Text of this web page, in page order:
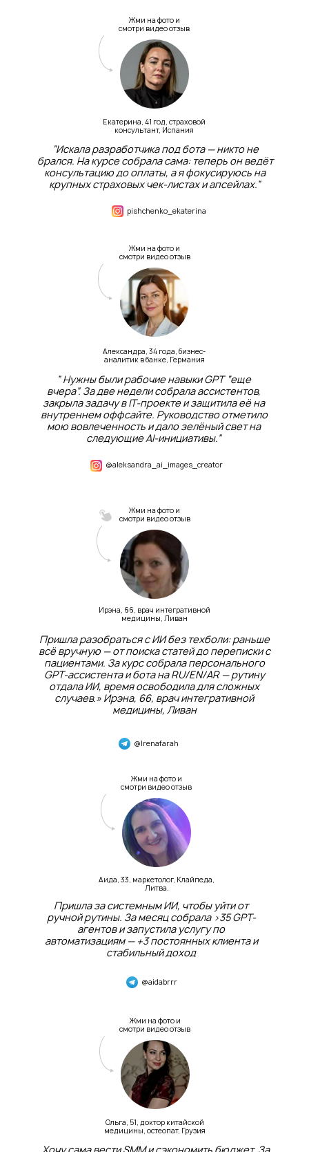
“Искала разработчика под бота — никто не
брался. На курсе собрала сама: теперь он ведёт
консультацию до оплаты, а я фокусируюсь на
крупных страховых чек-листах и апсейлах.”
Екатерина, 41 год, страховой
консультант, Испания
Жми на фото и
смотри видео отзыв
” Нужны были рабочие навыки GPT “еще
вчера”. За две недели собрала ассистентов,
закрыла задачу в IT-проекте и защитила её на
внутреннем оффсайте. Руководство отметило
мою вовлеченность и дало зелёный свет на
следующие AI-инициативы.”
Александра, 34 года, бизнес-
аналитик в банке, Германия
Жми на фото и
смотри видео отзыв
@aleksandra_ai_images_creator
pishchenko_ekaterina
Пришла разобраться с ИИ без техболи: раньше
всё вручную — от поиска статей до переписки с
пациентами. За курс собрала персонального
GPT-ассистента и бота на RU/EN/AR — рутину
отдала ИИ, время освободила для сложных
случаев.» Ирэна, 66, врач интегративной
медицины, Ливан
Ирэна, 66, врач интегративной
медицины, Ливан
Жми на фото и
смотри видео отзыв
Пришла за системным ИИ, чтобы уйти от
ручной рутины. За месяц собрала >35 GPT-
агентов и запустила услугу по
автоматизациям — +3 постоянных клиента и
стабильный доход
Аида, 33, маркетолог, Клайпеда,
Литва.
Жми на фото и
смотри видео отзыв
Ольга, 51, доктор китайской
медицины, остеопат, Грузия
Жми на фото и
смотри видео отзыв
@aidabrrr
@Irenafarah